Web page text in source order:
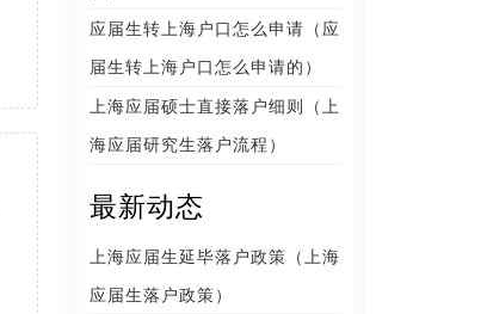
应届生转上海户口怎么申请（应
届生转上海户口怎么申请的）
上海应届硕士直接落户细则（上
海应届研究生落户流程）
最新动态
上海应届生延毕落户政策（上海
应届生落户政策）